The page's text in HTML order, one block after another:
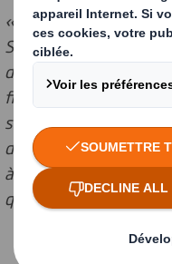
« Cette innovation
Smith d’accompagner
d’emballage toujours
fiers du déploiement
sur de nombreux
démontrant sa
à s’inscrire dans la
que sur celui des